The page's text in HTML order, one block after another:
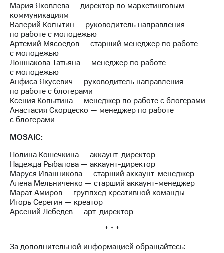
Реквизиты
Контакты
развитие
деловая этика
На главную
Мария Яковлева — директор по маркетинговым
коммуникациям
Валерий Копытин — руководитель направления
по работе с молодежью
Артемий Мясоедов — старший менеджер по работе
с молодежью
Лоншакова Татьяна — менеджер по работе
с молодежью
Анфиса Якусевич — руководитель направления
по работе с блогерами
Ксения Копытина — менеджер по работе с блогерами
Анастасия Скорцеско — менеджер по работе
с блогерами
MOSAIC:
Полина Кошечкина — аккаунт-директор
Надежда Рыбалова — аккаунт-директор
Маруся Иванникова — старший аккаунт-менеджер
Алена Мельниченко — старший аккаунт-менеджер
Марат Амиров — группхед креативной команды
Игорь Серегин — креатор
Арсений Лебедев — арт-директор
* * *
За дополнительной информацией обращайтесь: